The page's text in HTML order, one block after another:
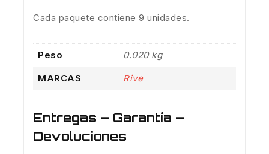
Cada paquete contiene 9 unidades.
Peso 0.020 kg
MARCAS Rive
Entregas – Garantía –
Devoluciones